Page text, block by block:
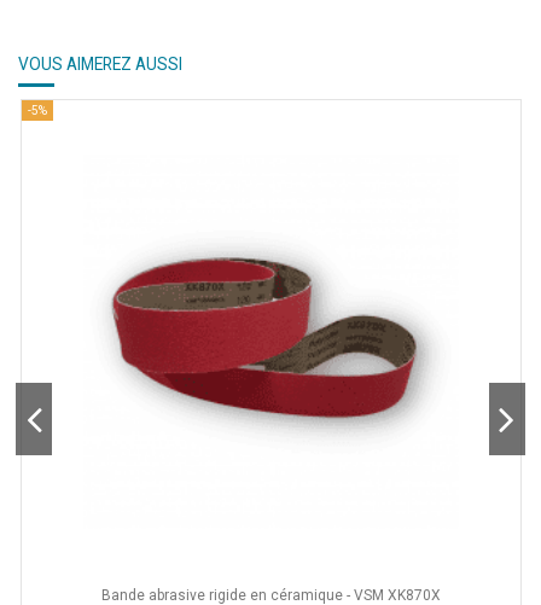
VOUS AIMEREZ AUSSI
-5%
Bande abrasive rigide en céramique - VSM XK870X